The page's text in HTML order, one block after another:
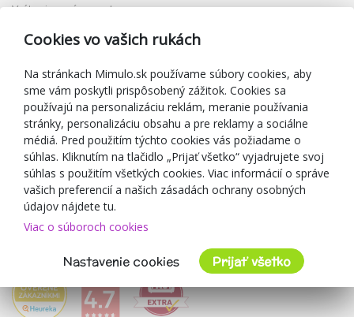
Vrátenie a výmena tovaru
Reklamácia
Darčekové poukážky
Zľavové kupóny
Blog
O predajcovi
Mimulo.sk
Obchodné podmienky
Ochrana osobných údajov GDPR
Kontakty
Spolupracujeme
Cookies vo vašich rukách
Na stránkach Mimulo.sk používame súbory cookies, aby
sme vám poskytli prispôsobený zážitok. Cookies sa
používajú na personalizáciu reklám, meranie používania
stránky, personalizáciu obsahu a pre reklamy a sociálne
médiá. Pred použitím týchto cookies vás požiadame o
súhlas. Kliknutím na tlačidlo „Prijať všetko“ vyjadrujete svoj
súhlas s použitím všetkých cookies. Viac informácií o správe
vašich preferencií a našich zásadách ochrany osobných
údajov nájdete tu.
Viac o súboroch cookies
Nastavenie cookies Prijať všetko